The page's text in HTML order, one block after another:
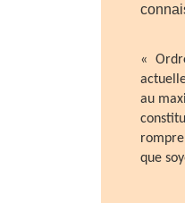
«
au
que